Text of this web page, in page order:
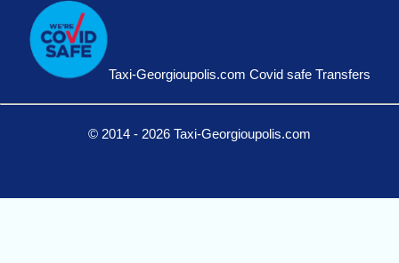
Taxi-Georgioupolis.com Covid safe Transfers
© 2014 - 2026 Taxi-Georgioupolis.com